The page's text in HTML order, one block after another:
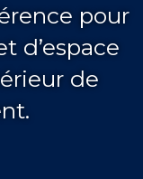
pour
d’espace
de